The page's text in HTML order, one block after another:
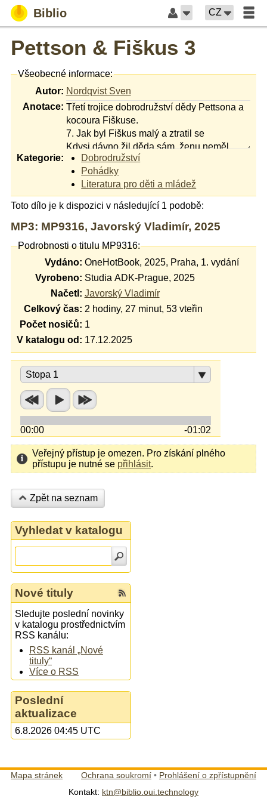
Biblio CZ
Pettson & Fiškus 3
Všeobecné informace:
Autor: Nordqvist Sven
Anotace: Třetí trojice dobrodružství dědy Pettsona a
kocoura Fiškuse.
7. Jak byl Fiškus malý a ztratil se
Kdysi dávno žil děda sám, ženu neměl,
společnost mu dělaly jen slepice, a tak mu
bylo trochu smutno. Sousedka mu jednoho
dne přinesla mňoukající krabici. A uvnitř byl
roztomilý kocourek. Odkdy ale takoví
chlupáči mluví?
8. Jak si Fiškus sbalil saky paky
kolem čtvrté ráno radostně hopsá Fiškus,
štvou i kočkomila Pettsona. Jak krásně by
se spalo, nebýt toho dareby. Jestli s tím
Fiškus nepřestane, ať si přestěhuje
postýlku jinam! Bude se mu však v
kadibudce samotnému líbit?
9. Jak Fiškus s Pettsonem zachraňovali
zpackané Vánoce
ještě dokončit výzdobu a obstarat sváteční
pochoutky. Jenže potom si děda poraní
nohu a nemůže se vypravit ani do obchodu,
ani do lesa pro stromeček. Podaří se těm
jaksepatří?
Kategorie:
Dobrodružství
Pohádky
Literatura pro děti a mládež
Toto dílo je k dispozici v následující 1 podobě:
MP3: MP9316, Javorský Vladimír, 2025
Podrobnosti o titulu MP9316:
Vydáno: OneHotBook, 2025, Praha, 1. vydání
Vyrobeno: Studia ADK-Prague, 2025
Načetl: Javorský Vladimír
Celkový čas: 2 hodiny, 27 minut, 53 vteřin
Počet nosičů: 1
V katalogu od: 17.12.2025
Stopa 1
00:00 -01:02
Veřejný přístup je omezen. Pro získání plného
přístupu je nutné se přihlásit.
Zpět na seznam
Vyhledat v katalogu
Nové tituly
Sledujte poslední novinky
v katalogu prostřednictvím
RSS kanálu:
RSS kanál „Nové
tituly“
Více o RSS
Poslední
aktualizace
6.8.2026 04:45 UTC
Mapa stránek Ochrana soukromí • Prohlášení o zpřístupnění
Kontakt: ktn@biblio.oui.technology